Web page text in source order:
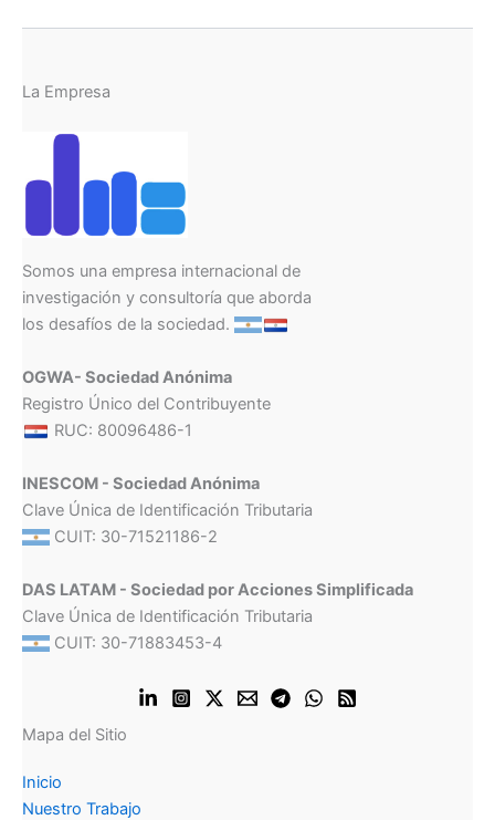
La Empresa
Somos una empresa internacional de
investigación y consultoría que aborda
los desafíos de la sociedad.
OGWA- Sociedad Anónima
Registro Único del Contribuyente
RUC: 80096486-1
INESCOM - Sociedad Anónima
Clave Única de Identificación Tributaria
CUIT: 30-71521186-2
DAS LATAM - Sociedad por Acciones Simplificada
Clave Única de Identificación Tributaria
CUIT: 30-71883453-4
Mapa del Sitio
Inicio
Nuestro Trabajo